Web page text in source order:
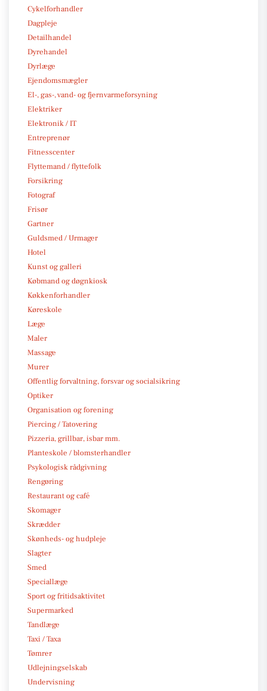
Cykelforhandler
Dagpleje
Detailhandel
Dyrehandel
Dyrlæge
Ejendomsmægler
El-, gas-, vand- og fjernvarmeforsyning
Elektriker
Elektronik / IT
Entreprenør
Fitnesscenter
Flyttemand / flyttefolk
Forsikring
Fotograf
Frisør
Gartner
Guldsmed / Urmager
Hotel
Kunst og galleri
Købmand og døgnkiosk
Køkkenforhandler
Køreskole
Læge
Maler
Massage
Murer
Offentlig forvaltning, forsvar og socialsikring
Optiker
Organisation og forening
Piercing / Tatovering
Pizzeria, grillbar, isbar mm.
Planteskole / blomsterhandler
Psykologisk rådgivning
Rengøring
Restaurant og café
Skomager
Skrædder
Skønheds- og hudpleje
Slagter
Smed
Speciallæge
Sport og fritidsaktivitet
Supermarked
Tandlæge
Taxi / Taxa
Tømrer
Udlejningselskab
Undervisning